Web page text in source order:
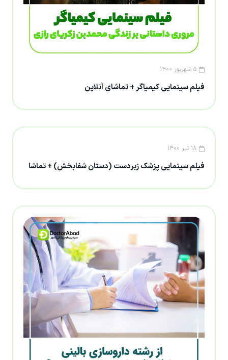
۵ شهریور ۱۴۰۰
فیلم سینمایی کیمیاگر + تماشای آنلاین
۱۸ تیر ۱۴۰۰
فیلم سینمایی پزشک زبردست (دستان شفابخش) + تماشا